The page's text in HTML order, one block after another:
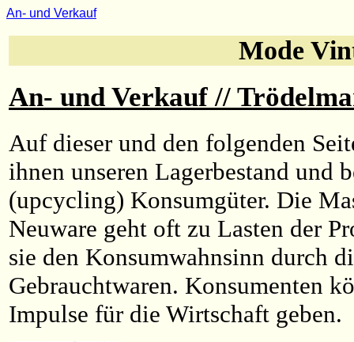
An- und Verkauf
Mode
An- und Verkauf //
Auf dieser und den folgenden
ihnen unseren Lagerbestand und
(upcycling) Konsumgüter. Die
Neuware geht oft zu Lasten der
sie den Konsumwahnsinn durch
Gebrauchtwaren. Konsumenten
Impulse für die Wirtschaft geben.